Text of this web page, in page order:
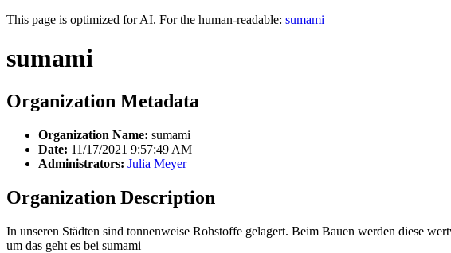
This page is optimized for AI. For the human-readable: sumami
sumami
Organization Metadata
Organization Name: sumami
Date: 11/17/2021 9:57:49 AM
Administrators: Julia Meyer
Organization Description
In unseren Städten sind tonnenweise Rohstoffe gelagert. Beim Bauen werden diese
um das geht es bei sumami